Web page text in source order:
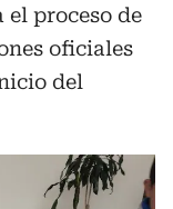
proceso de
oficiales
del